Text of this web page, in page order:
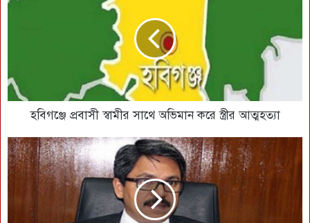
হবিগঞ্জে প্রবাসী স্বামীর সাথে অভিমান করে স্ত্রীর আত্মহত্যা